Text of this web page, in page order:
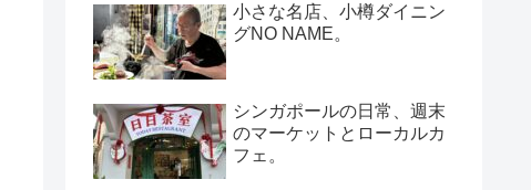
小さな名店、小樽ダイニン
グNO NAME。
シンガポールの日常、週末
のマーケットとローカルカ
フェ。